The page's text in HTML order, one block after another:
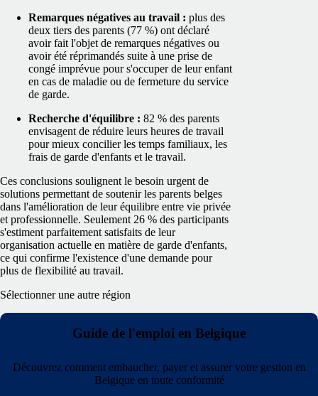
Remarques négatives au travail : plus des
deux tiers des parents (77 %) ont déclaré
avoir fait l'objet de remarques négatives ou
avoir été réprimandés suite à une prise de
congé imprévue pour s'occuper de leur enfant
en cas de maladie ou de fermeture du service
de garde.
Recherche d'équilibre : 82 % des parents
envisagent de réduire leurs heures de travail
pour mieux concilier les temps familiaux, les
frais de garde d'enfants et le travail.
Ces conclusions soulignent le besoin urgent de
solutions permettant de soutenir les parents belges
dans l'amélioration de leur équilibre entre vie privée
et professionnelle. Seulement 26 % des participants
s'estiment parfaitement satisfaits de leur
organisation actuelle en matière de garde d'enfants,
ce qui confirme l'existence d'une demande pour
plus de flexibilité au travail.
Sélectionner une autre région
Guide de l'emploi en Belgique
Découvrez comment embaucher, payer et assurer votre gestion en
Belgique en toute conformité